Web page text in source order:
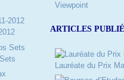
Viewpoint
ARTICLES
Lauréate du Prix